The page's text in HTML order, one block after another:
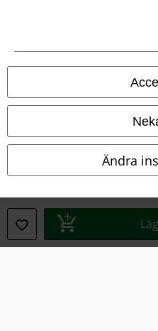
Ändra
Information om tillgänglighet
Alla priser inkl. moms.
© 1986-2026 E.M.P.
Våra onlinebutiker